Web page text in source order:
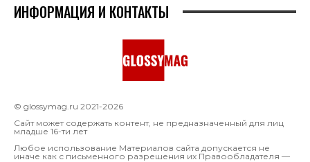
ИНФОРМАЦИЯ И КОНТАКТЫ
© glossymag.ru 2021-2026
Сайт может содержать контент, не предназначенный для лиц
младше 16-ти лет
Любое использование Материалов сайта допускается не
иначе как с письменного разрешения их Правообладателя —